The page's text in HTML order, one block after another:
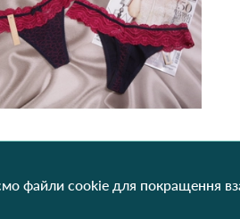
файли cookie для покращення